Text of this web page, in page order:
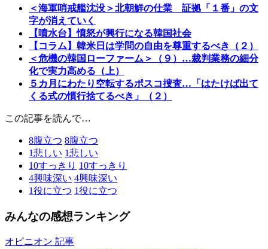
＜海軍哨戒艦沈没＞北朝鮮の仕業 証拠「１番」の文
字が消えていく
【噴水台】憤怒が興行になる韓国社会
【コラム】韓米日は学問の自由を尊重するべき（２）
＜危機の韓国ローファーム＞（９）…裁判業務の細分
化で実力高める（上）
５カ月にわたり空転するポスコ捜査…「はたけば出て
くる式の慣行捨てるべき」（２）
この記事を読んで…
8腹立つ 8腹立つ
1悲しい 1悲しい
10すっきり 10すっきり
4興味深い 4興味深い
1役に立つ 1役に立つ
みんなの感想ランキング
オピニオン 記事